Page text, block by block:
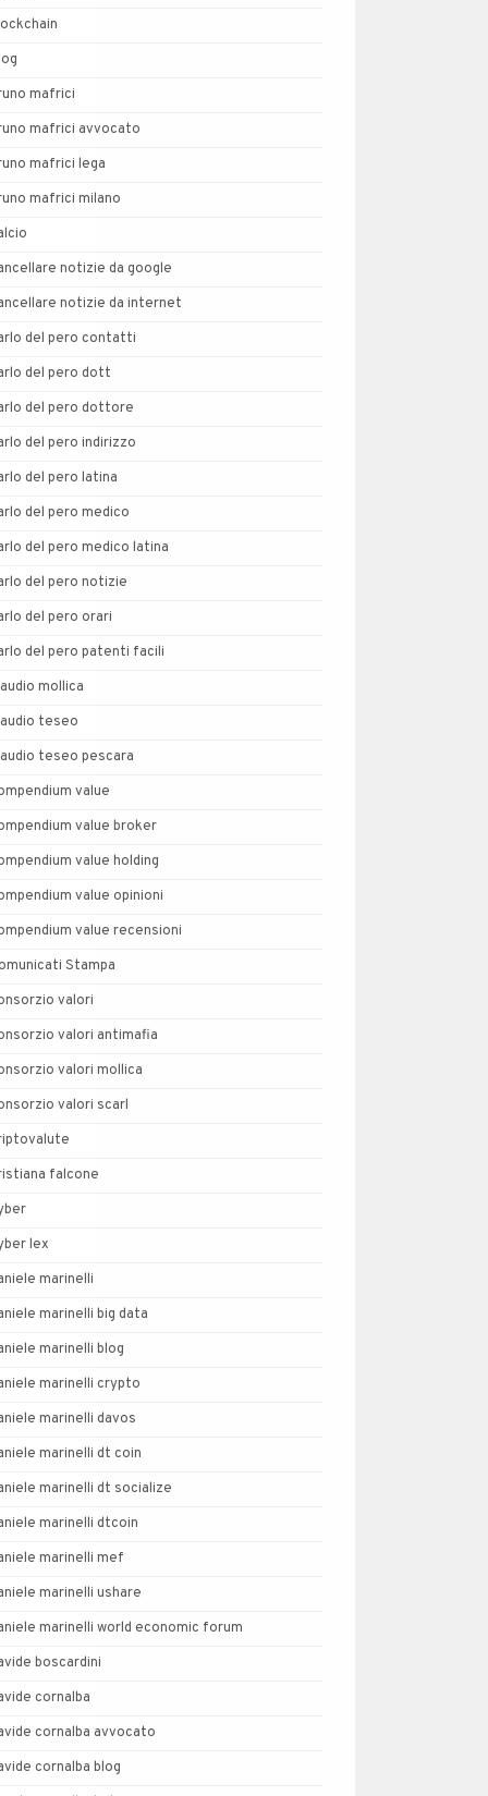
mafrici
mafrici avvocato
mafrici lega
mafrici milano
notizie da google
notizie da internet
del pero contatti
del pero dott
del pero dottore
del pero indirizzo
del pero latina
del pero medico
del pero medico latina
del pero notizie
del pero orari
del pero patenti facili
mollica
teseo
teseo pescara
value
value broker
value holding
value opinioni
value recensioni
Stampa
valori
valori antimafia
valori mollica
valori scarl
falcone
lex
marinelli
marinelli big data
marinelli blog
marinelli crypto
marinelli davos
marinelli dt coin
marinelli dt socialize
marinelli dtcoin
marinelli mef
marinelli ushare
marinelli world economic forum
boscardini
cornalba
cornalba avvocato
cornalba blog